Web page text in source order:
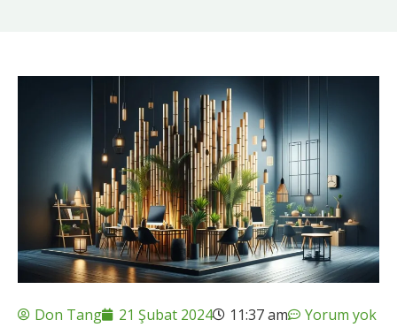
Don Tang 21 Şubat 2024 11:37 am Yorum yok